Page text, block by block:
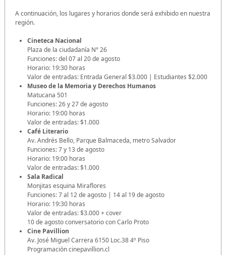
A continuación, los lugares y horarios donde será exhibido en nuestra
región.
Cineteca Nacional
Plaza de la ciudadanía N° 26
Funciones: del 07 al 20 de agosto
Horario: 19:30 horas
Valor de entradas: Entrada General $3.000 | Estudiantes $2.000
Museo de la Memoria y Derechos Humanos
Matucana 501
Funciones: 26 y 27 de agosto
Horario: 19:00 horas
Valor de entradas: $1.000
Café Literario
Av. Andrés Bello, Parque Balmaceda, metro Salvador
Funciones: 7 y 13 de agosto
Horario: 19:00 horas
Valor de entradas: $1.000
Sala Radical
Monjitas esquina Miraflores
Funciones: 7 al 12 de agosto | 14 al 19 de agosto
Horario: 19:30 horas
Valor de entradas: $3.000 + cover
10 de agosto conversatorio con Carlo Proto
Cine Pavillion
Av. José Miguel Carrera 6150 Loc.38 4º Piso
Programación cinepavillion.cl